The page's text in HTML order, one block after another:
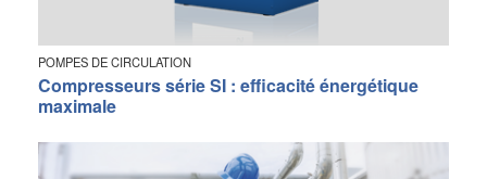
POMPES DE CIRCULATION
Compresseurs série SI : efficacité énergétique
maximale